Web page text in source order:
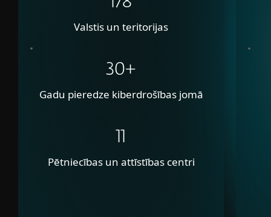
Valstis un teritorijas
30+
Gadu pieredze kiberdrošības jomā
11
Pētniecības un attīstības centri